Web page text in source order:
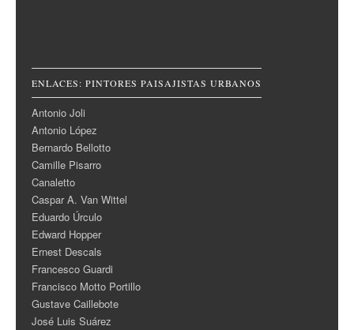
ENLACES: PINTORES PAISAJISTAS URBANOS
Antonio Joli
Antonio López
Bernardo Bellotto
Camille Pisarro
Canaletto
Caspar A. Van Wittel
Eduardo Úrculo
Edward Hopper
Ernest Descals
Francesco Guardi
Francisco Motto Portillo
Gustave Caillebote
José Luis Suárez